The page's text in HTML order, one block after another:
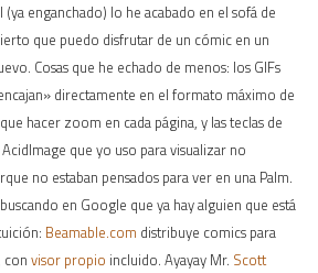
enganchado) lo he acabado en el sofá de
que puedo disfrutar de un cómic en un
Cosas que he echado de menos: los GIFs
directamente en el formato máximo de
hacer zoom en cada página, y las teclas de
que yo uso para visualizar no
no estaban pensados para ver en una Palm.
en Google que ya hay alguien que está
Beamable.com distribuye comics para
con visor propio incluido. Ayayay Mr. Scott